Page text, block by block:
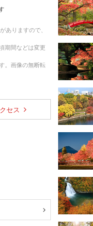
りますので、
期間などは変更
。画像の無断転
セス